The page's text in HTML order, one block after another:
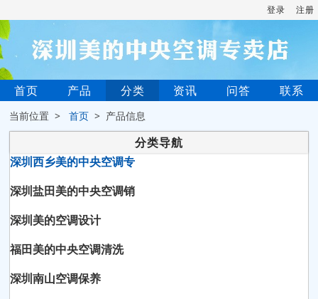
登录 注册
首页 产品 分类 资讯 问答 联系
当前位置 >首页 > 产品信息
分类导航
深圳西乡美的中央空调专
深圳盐田美的中央空调销
深圳美的空调设计
福田美的中央空调清洗
深圳南山空调保养